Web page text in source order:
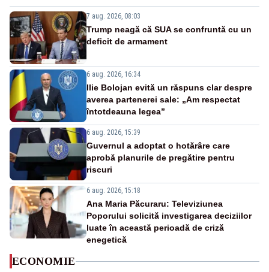
7 aug. 2026, 08:03
Trump neagă că SUA se confruntă cu un
deficit de armament
6 aug. 2026, 16:34
Ilie Bolojan evită un răspuns clar despre
averea partenerei sale: „Am respectat
întotdeauna legea”
6 aug. 2026, 15:39
Guvernul a adoptat o hotărâre care
aprobă planurile de pregătire pentru
riscuri
6 aug. 2026, 15:18
Ana Maria Păcuraru: Televiziunea
Poporului solicită investigarea deciziilor
luate în această perioadă de criză
enegetică
ECONOMIE